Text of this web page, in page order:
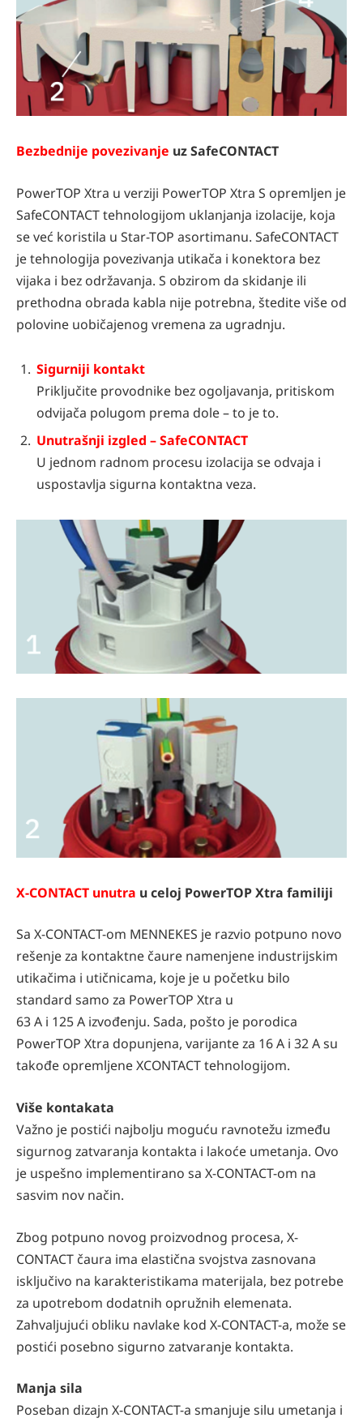
Bezbednije povezivanje uz SafeCONTACT
PowerTOP Xtra u verziji PowerTOP Xtra S opremljen je
SafeCONTACT tehnologijom uklanjanja izolacije, koja
se već koristila u Star-TOP asortimanu. SafeCONTACT
je tehnologija povezivanja utikača i konektora bez
vijaka i bez održavanja. S obzirom da skidanje ili
prethodna obrada kabla nije potrebna, štedite više od
polovine uobičajenog vremena za ugradnju.
Sigurniji kontakt
Priključite provodnike bez ogoljavanja, pritiskom
odvijača polugom prema dole – to je to.
Unutrašnji izgled – SafeCONTACT
U jednom radnom procesu izolacija se odvaja i
uspostavlja sigurna kontaktna veza.
X-CONTACT unutra u celoj PowerTOP Xtra familiji
Sa X-CONTACT-om MENNEKES je razvio potpuno novo
rešenje za kontaktne čaure namenjene industrijskim
utikačima i utičnicama, koje je u početku bilo
standard samo za PowerTOP Xtra u
63 A i 125 A izvođenju. Sada, pošto je porodica
PowerTOP Xtra dopunjena, varijante za 16 A i 32 A su
takođe opremljene XCONTACT tehnologijom.
Više kontakata
Važno je postići najbolju moguću ravnotežu između
sigurnog zatvaranja kontakta i lakoće umetanja. Ovo
je uspešno implementirano sa X-CONTACT-om na
sasvim nov način.
Zbog potpuno novog proizvodnog procesa, X-
CONTACT čaura ima elastična svojstva zasnovana
isključivo na karakteristikama materijala, bez potrebe
za upotrebom dodatnih opružnih elemenata.
Zahvaljujući obliku navlake kod X-CONTACT-a, može se
postići posebno sigurno zatvaranje kontakta.
Manja sila
Poseban dizajn X-CONTACT-a smanjuje silu umetanja i